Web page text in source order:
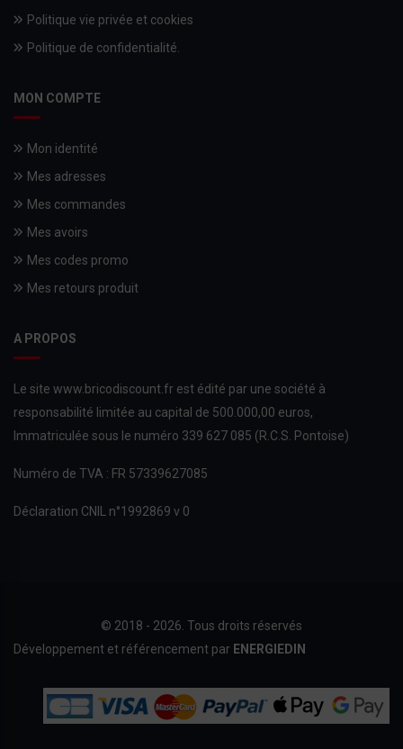
Politique vie privée et cookies
Politique de confidentialité.
MON COMPTE
Mon identité
Mes adresses
Mes commandes
Mes avoirs
Mes codes promo
Mes retours produit
A PROPOS
Le site www.bricodiscount.fr est édité par une société à
responsabilité limitée au capital de 500.000,00 euros,
Immatriculée sous le numéro 339 627 085 (R.C.S. Pontoise)
Numéro de TVA : FR 57339627085
Déclaration CNIL n°1992869 v 0
© 2018 - 2026. Tous droits réservés
Développement et référencement par ENERGIEDIN